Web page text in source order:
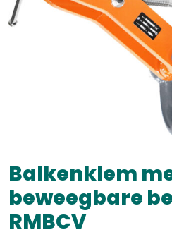
Balkenklem
beweegbare
RMBCV